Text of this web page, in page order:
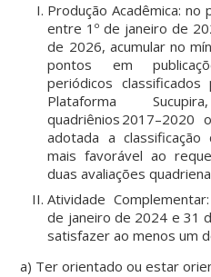
Produção Acadêmica:
entre 1º de janeiro de
de 2026, acumular no
pontos em
periódicos classificados
Plataforma
quadriênios 2017–2020
adotada a
mais favorável ao
duas avaliações
Atividade
de janeiro de 2024 e 31
satisfazer ao menos um
a) Ter orientado ou estar